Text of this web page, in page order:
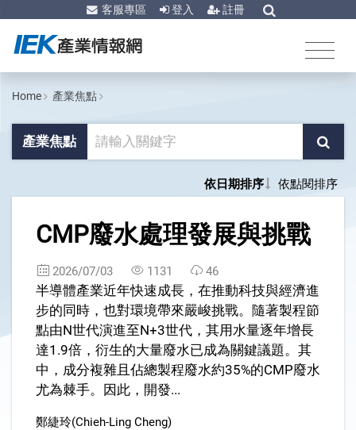
客服專區 登入 註冊
Home 產業焦點
產業焦點
依日期排序 依點閱排序
CMP廢水處理發展與挑戰
2026/07/03 1131 46
半導體產業近年快速成長，在推動科技與經濟進
步的同時，也對環境帶來嚴峻挑戰。隨著製程節
點由N世代演進至N+3世代，其用水量逐年增長
達1.9倍，衍生的大量廢水已成為關鍵議題。其
中，成分複雜且佔總製程廢水約35%的CMP廢水
尤為棘手。因此，開發...
鄭緁玲(Chieh-Ling Cheng)